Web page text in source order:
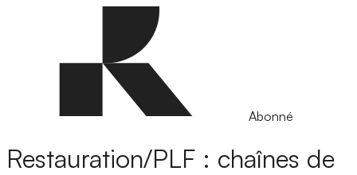
Abonné
Restauration/PLF : chaînes de